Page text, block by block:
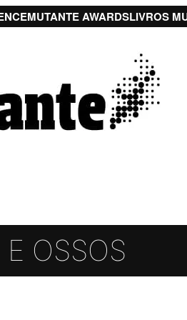
MUTANTE AWARDSLIVROS
OSSOS